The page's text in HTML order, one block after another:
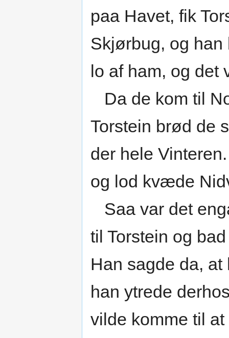
paa Havet, fik
Skjørbug, og han
lo af ham, og det
Da de kom til
Torstein brød de
der hele
og lod kvæde
Saa var det
til Torstein og
Han sagde da,
han ytrede
vilde komme til